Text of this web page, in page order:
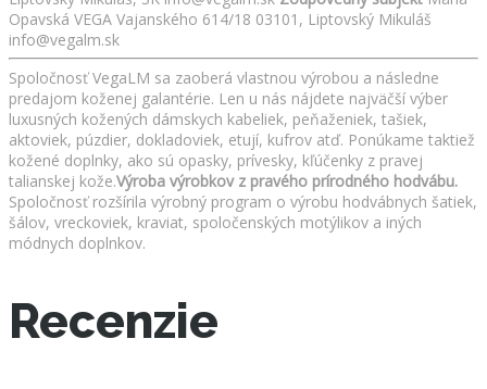
Opavská VEGA Vajanského 614/18 03101, Liptovský Mikuláš
info@vegalm.sk
Spoločnosť VegaLM sa zaoberá vlastnou výrobou a následne
predajom koženej galantérie. Len u nás nájdete najväčší výber
luxusných kožených dámskych kabeliek, peňaženiek, tašiek,
aktoviek, púzdier, dokladoviek, etují, kufrov atď. Ponúkame taktiež
kožené doplnky, ako sú opasky, prívesky, kľúčenky z pravej
talianskej kože.Výroba výrobkov z pravého prírodného hodvábu.
Spoločnosť rozšírila výrobný program o výrobu hodvábnych šatiek,
šálov, vreckoviek, kraviat, spoločenských motýlikov a iných
módnych doplnkov.
Recenzie